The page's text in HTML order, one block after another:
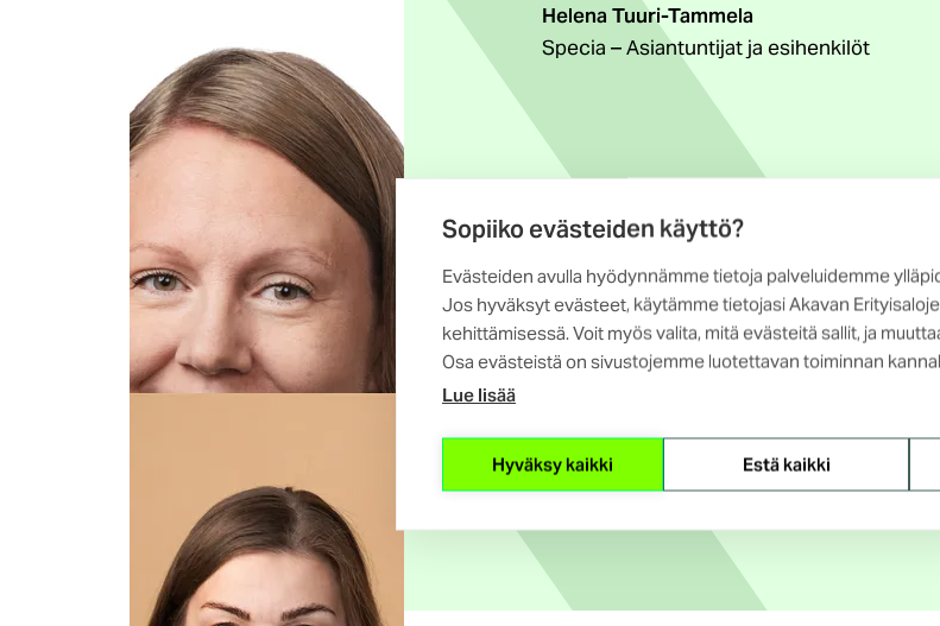
Sopiiko evästeiden käyttö?
Evästeiden avulla hyödynnämme tietoja palveluidemme
Jos hyväksyt evästeet, käytämme tietojasi Akavan
kehittämisessä. Voit myös valita, mitä evästeitä sallit, ja
Osa evästeistä on sivustojemme luotettavan toiminnan
Lue lisää
Hyväksy kaikki Estä kaikki
Helena Tuuri-Tammela
Specia – Asiantuntijat ja esihenkilöt
Karin Saarinen
Kieliasiantuntijat